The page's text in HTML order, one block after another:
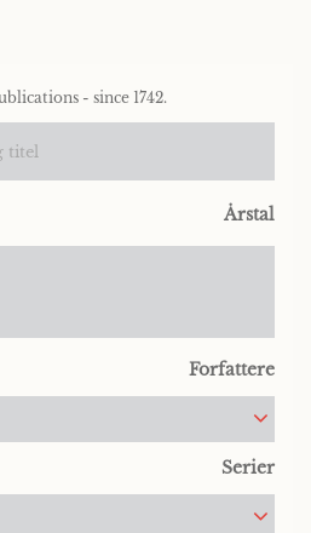
- since 1742.
Årstal
Forfattere
Serier